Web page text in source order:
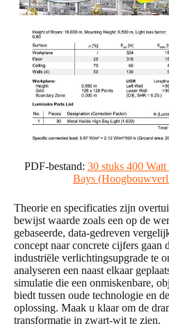
PDF-bestand: 30 stuks 400
Bays
Theorie en specificaties zijn
bewijst waarde zoals een op de
gebaseerde, data-gedreven
concept naar concrete cijfers gaan
industriële verlichtingsupgrade te
analyseren een naast elkaar
simulatie die een onmiskenbare,
biedt tussen oude technologie en
oplossing. Maak u klaar om de
transformatie in zwart-wit te zien.